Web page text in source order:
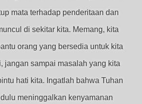
mata terhadap penderitaan dan
di sekitar kita. Memang, kita
orang yang bersedia untuk kita
jangan sampai masalah yang kita
hati kita. Ingatlah bahwa Tuhan
meninggalkan kenyamanan